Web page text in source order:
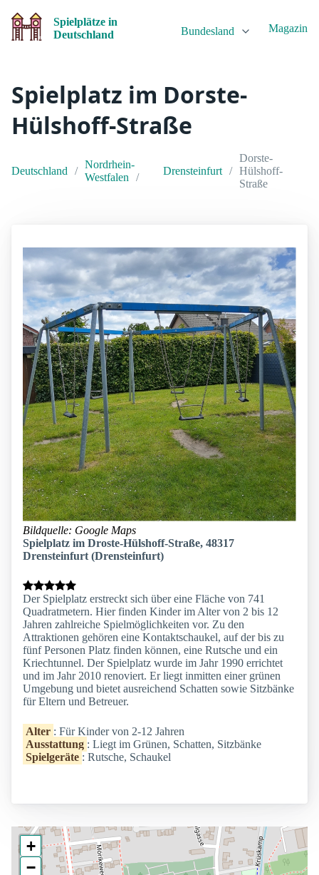
Spielplätze in
Deutschland
Bundesland Magazin
Spielplatz im Dorste-
Hülshoff-Straße
Deutschland
Nordrhein-
Westfalen
Drensteinfurt
Dorste-
Hülshoff-
Straße
Bildquelle: Google Maps
Spielplatz im Droste-Hülshoff-Straße, 48317
Drensteinfurt (Drensteinfurt)
Der Spielplatz erstreckt sich über eine Fläche von 741
Quadratmetern. Hier finden Kinder im Alter von 2 bis 12
Jahren zahlreiche Spielmöglichkeiten vor. Zu den
Attraktionen gehören eine Kontaktschaukel, auf der bis zu
fünf Personen Platz finden können, eine Rutsche und ein
Kriechtunnel. Der Spielplatz wurde im Jahr 1990 errichtet
und im Jahr 2010 renoviert. Er liegt inmitten einer grünen
Umgebung und bietet ausreichend Schatten sowie Sitzbänke
für Eltern und Betreuer.
Alter : Für Kinder von 2-12 Jahren
Ausstattung : Liegt im Grünen, Schatten, Sitzbänke
Spielgeräte : Rutsche, Schaukel
+
−